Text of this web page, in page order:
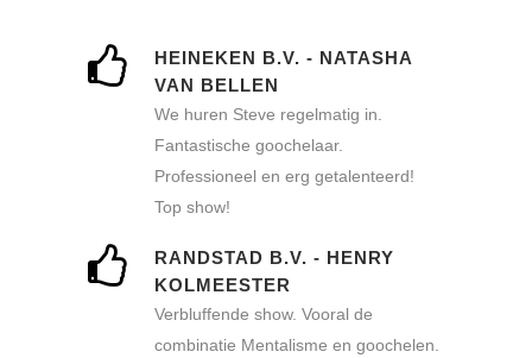
HEINEKEN B.V. - NATASHA
VAN BELLEN
We huren Steve regelmatig in.
Fantastische goochelaar.
Professioneel en erg getalenteerd!
Top show!
RANDSTAD B.V. - HENRY
KOLMEESTER
Verbluffende show. Vooral de
combinatie Mentalisme en goochelen.